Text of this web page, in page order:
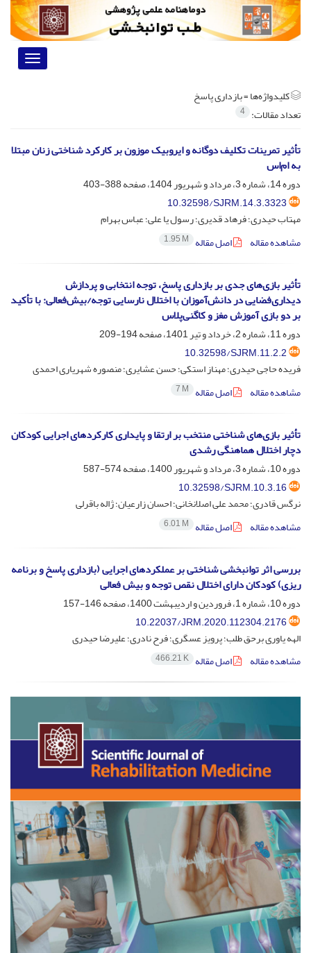
Toggle
کلیدواژه‌ها =بازداری پاسخ
تعداد مقالات: 4
تأثیر تمرینات تکلیف دوگانه و ایروبیک موزون بر کارکرد شناختی زنان مبتلا
به ام‌اس
دوره 14، شماره 3، مرداد و شهریور 1404، صفحه
388-403
10.32598/SJRM.14.3.3323
مهتاب حیدری؛ فرهاد قدیری؛ رسول یا علی؛ عباس بهرام
مشاهده مقاله
اصل مقاله 1.95 M
تأثیر بازی‌های جدی بر بازداری پاسخ، توجه انتخابی و پردازش
دیداری‌فضایی در دانش‌آموزان با اختلال نارسایی توجه/بیش‌فعالی: با تأکید
بر دو بازی آموزش مغز و کاگنی‌پلاس
دوره 11، شماره 2، خرداد و تیر 1401، صفحه
194-209
10.32598/SJRM.11.2.2
فریده حاجی حیدری؛ مهناز استکی؛ حسن عشایری؛ منصوره شهریاری احمدی
مشاهده مقاله
اصل مقاله 7 M
تأثیر بازی‌های شناختی منتخب بر ارتقا و پایداری کارکردهای اجرایی کودکان
دچار اختلال هماهنگی رشدی
دوره 10، شماره 3، مرداد و شهریور 1400، صفحه
574-587
10.32598/SJRM.10.3.16
نرگس قادری؛ محمد علی اصلانخانی؛ احسان زارعیان؛ ژاله باقرلی
مشاهده مقاله
اصل مقاله 6.01 M
بررسی اثر توانبخشی شناختی بر عملکردهای اجرایی (بازداری پاسخ و برنامه
ریزی) کودکان دارای اختلال نقص توجه و بیش فعالی
دوره 10، شماره 1، فروردین و اردیبهشت 1400، صفحه
146-157
10.22037/JRM.2020.112304.2176
الهه یاوری برحق طلب؛ پرویز عسگری؛ فرح نادری؛ علیرضا حیدری
مشاهده مقاله
اصل مقاله 466.21 K